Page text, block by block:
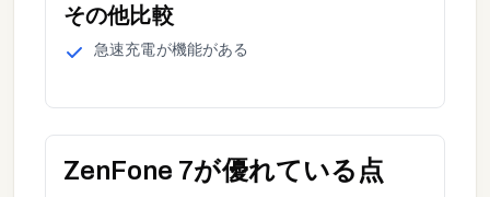
その他比較
急速充電が機能がある
ZenFone 7が優れている点